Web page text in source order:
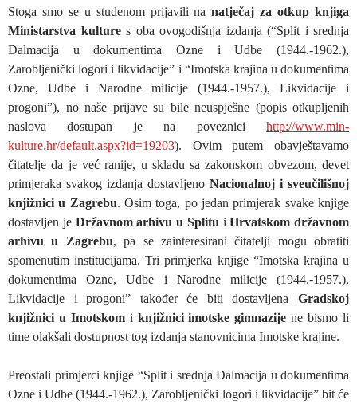
Stoga smo se u studenom prijavili nanatječaj za otkup knjiga
Ministarstva kultures oba ovogodišnja izdanja (“Split i srednja
Dalmacija u dokumentima Ozne i Udbe (1944.-1962.),
Zarobljenički logori i likvidacije” i “Imotska krajina u dokumentima
Ozne, Udbe i Narodne milicije (1944.-1957.), Likvidacije i
progoni”), no naše prijave su bile neuspješne (popis otkupljenih
naslova dostupan je na poveznici http://www.min-
kulture.hr/default.aspx?id=19203). Ovim putem obavještavamo
čitatelje da je već ranije, u skladu sa zakonskom obvezom, devet
primjeraka svakog izdanja dostavljeno Nacionalnoj i sveučilišnoj
knjižnici u Zagrebu. Osim toga, po jedan primjerak svake knjige
dostavljen je Državnom arhivu u Splitu iHrvatskom državnom
arhivu u Zagrebu, pa se zainteresirani čitatelji mogu obratiti
spomenutim institucijama. Tri primjerka knjige “Imotska krajina u
dokumentima Ozne, Udbe i Narodne milicije (1944.-1957.),
Likvidacije i progoni” također će biti dostavljena Gradskoj
knjižnici u Imotskomi knjižnici imotske gimnazije ne bismo li
time olakšali dostupnost tog izdanja stanovnicima Imotske krajine.
Preostali primjerci knjige “Split i srednja Dalmacija u dokumentima
Ozne i Udbe (1944.-1962.), Zarobljenički logori i likvidacije” bit će